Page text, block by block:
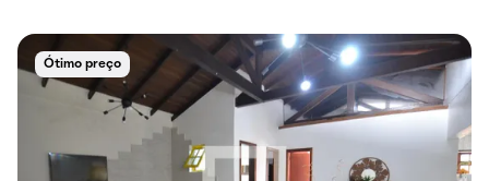
Ótimo preço